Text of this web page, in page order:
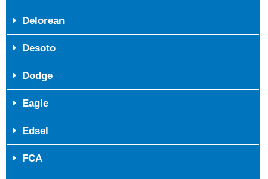
Delorean
Desoto
Dodge
Eagle
Edsel
FCA